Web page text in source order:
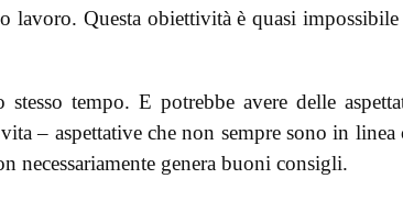
lavoro. Questa obiettività è quasi impossibile
tempo. E potrebbe avere delle
– aspettative che non sempre sono in linea
necessariamente genera buoni consigli.